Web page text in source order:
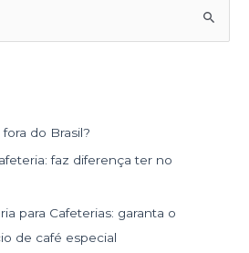
do Brasil?
faz diferença ter no
para Cafeterias: garanta o
de café especial